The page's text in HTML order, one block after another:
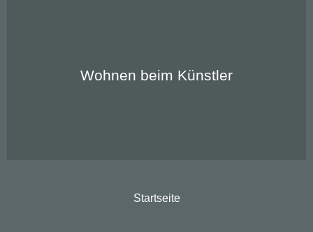
Wohnen beim Künstler
Startseite